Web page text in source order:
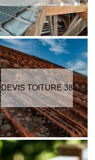
DEVIS TOITURE 38